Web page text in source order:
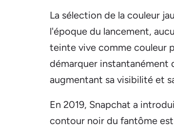
La sélection de la couleur
l'époque du lancement,
teinte vive comme couleur
démarquer instantanément
augmentant sa visibilité et
En 2019, Snapchat a
contour noir du fantôme